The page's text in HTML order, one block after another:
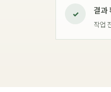
✓ 결과
작업